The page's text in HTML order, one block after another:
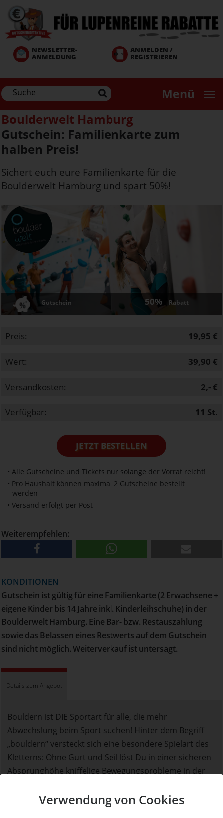
Verwendung von Cookies
zum
Inhalt
NEWSLETTER-
ANMELDUNG
ANMELDEN /
REGISTRIEREN
Menü
Boulderwelt Hamburg
Gutschein: Familienkarte zum
halben Preis!
Sichert euch eure Familienkarte für die
Boulderwelt Hamburg und spart 50%!
Gutschein 50% Rabatt
Preis: 19,95 €
Wert: 39,90 €
Versandkosten: 2,- €
Verfügbar: 11 St.
JETZT BESTELLEN
• Alle Gutscheine und Tickets nur solange der Vorrat reicht!
• Pro Haushalt können maximal 2 Gutscheine bestellt
werden
• Versand erfolgt per Post
Weiterempfehlen:
KONDITIONEN
Gutschein ist gültig für eine Familienkarte (2 Erwachsene +
eigene Kinder bis 14 Jahre inkl. Kinderleihschuhe) in der
Boulderwelt Hamburg. Eine Bar- bzw. Restauszahlung
sowie das Belassen eines Restwerts auf dem Gutschein
sind nicht möglich. Weiterverkauf ist untersagt.
Details zum Angebot
Bouldern ist DIE Sportart für alle, die mehr
Abwechslung beim Sport suchen! Hinter dem Begriff
„bouldern“ versteckt sich eine besondere Spielart des
Kletterns: Ohne Gurt und Seil löst Du in einer sicheren
Absprunghöhe kniffelige Bewegungsprobleme in der
sichere Landung.